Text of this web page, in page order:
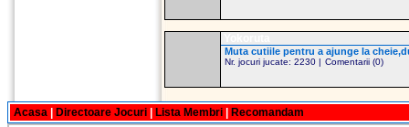
Muta cutiile pentru a ajunge la
Nr. jocuri jucate: 2230 | Comentarii (0)
Acasa Directoare Jocuri Lista Membri Recomandam